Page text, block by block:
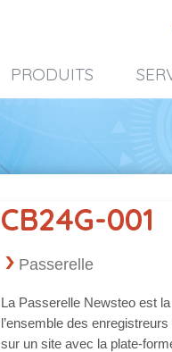
PRODUITS
CB24G-001
Passerelle
La Passerelle Newsteo est
l’ensemble des
sur un site avec la plate-